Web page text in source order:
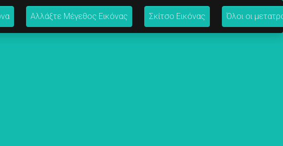
Αλλάξτε Μέγεθος Εικόνας Σκίτσο Εικόνας Όλοι οι